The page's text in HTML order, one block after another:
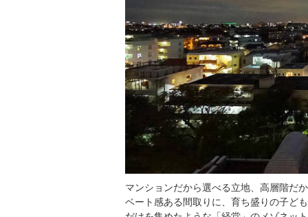
マンションだから選べる立地、高層階だ
ベート感ある間取りに、育ち盛りの子ど